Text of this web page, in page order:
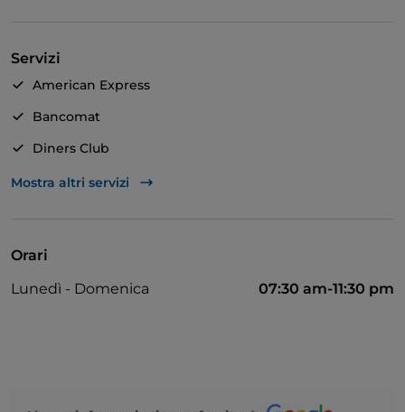
Servizi
American Express
Bancomat
Diners Club
Mastercard
Mostra altri servizi
Orari
Lunedì - Domenica
07:30 am-11:30 pm